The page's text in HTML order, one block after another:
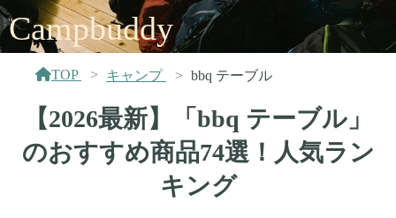
Campbuddy
TOP キャンプ bbq テーブル
【2026最新】「bbq テーブル」
のおすすめ商品74選！人気ラン
キング